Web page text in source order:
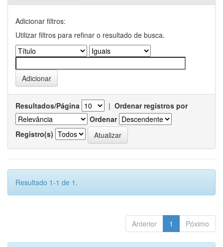
Adicionar filtros:
Utilizar filtros para refinar o resultado de busca.
Resultados/Página | Ordenar registros por
Ordenar
Registro(s)
Resultado 1-1 de 1.
Anterior 1 Póximo